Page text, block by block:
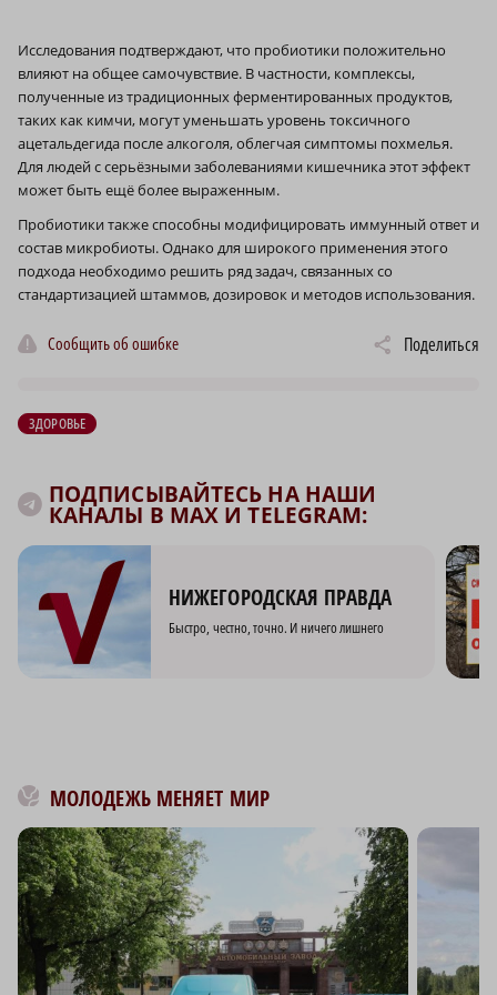
Исследования подтверждают, что пробиотики положительно
влияют на общее самочувствие. В частности, комплексы,
полученные из традиционных ферментированных продуктов,
таких как кимчи, могут уменьшать уровень токсичного
ацетальдегида после алкоголя, облегчая симптомы похмелья.
Для людей с серьёзными заболеваниями кишечника этот эффект
может быть ещё более выраженным.
Пробиотики также способны модифицировать иммунный ответ и
состав микробиоты. Однако для широкого применения этого
подхода необходимо решить ряд задач, связанных со
стандартизацией штаммов, дозировок и методов использования.
Сообщить об ошибке Поделиться
ЗДОРОВЬЕ
ПОДПИСЫВАЙТЕСЬ НА НАШИ
КАНАЛЫ В MAX И TELEGRAM:
НИЖЕГОРОДСКАЯ ПРАВДА
Быстро, честно, точно. И ничего лишнего
МОЛОДЕЖЬ МЕНЯЕТ МИР